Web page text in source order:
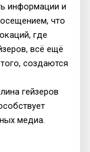
информации и
что
где
всё ещё
создаются
гейзеров
медиа.